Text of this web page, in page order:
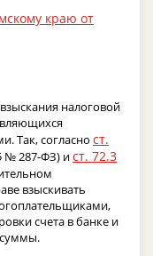
краю от
налоговой
Так, согласно ст.
№ 287-ФЗ) ист. 72.3
взыскивать
счета в банке и